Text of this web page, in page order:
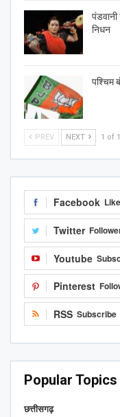
निधन
पश्चिम
PREV NEXT 1 of
Facebook
Twitter
Youtube
Pinterest
RSS Subscribe
Popular Topics
छत्तीसगढ़